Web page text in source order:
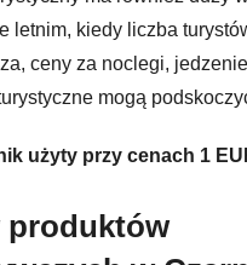
letnim, kiedy liczba
ceny za noclegi,
mogą
użyty przy cenach 1
produktów